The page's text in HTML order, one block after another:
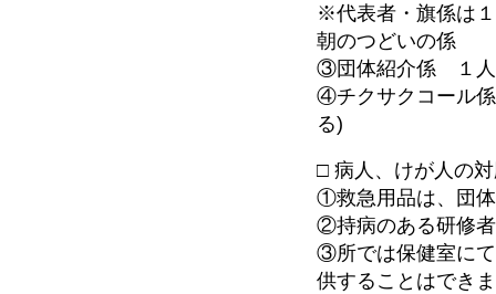
※代表者・旗係は
朝のつどいの係
③団体紹介係 １人(
④チクサクコール
る)
□ 病人、けが人の
①救急用品は、団
②持病のある研修
③所では保健室に
供することはでき